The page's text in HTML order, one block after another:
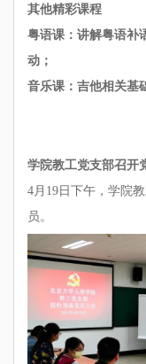
其他精彩课程
粤语课：讲解粤语补
动；
音乐课：吉他相关基
学院教工党支部召开
4月19日下午，学院
员。